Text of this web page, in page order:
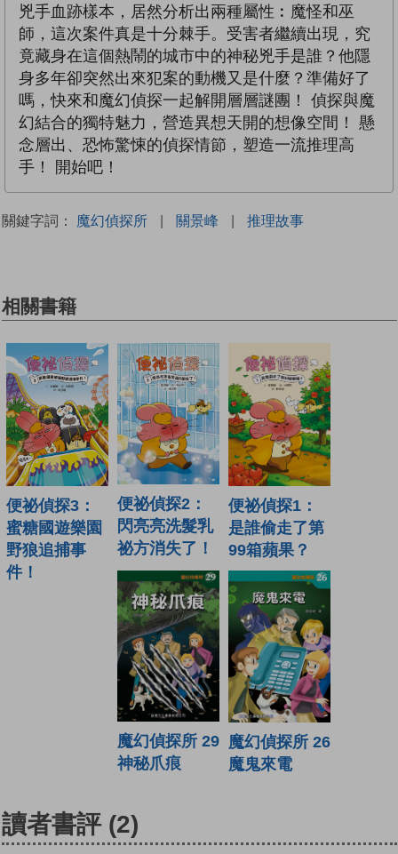
兇手血跡樣本，居然分析出兩種屬性︰魔怪和巫
師，這次案件真是十分棘手。受害者繼續出現，究
竟藏身在這個熱鬧的城市中的神秘兇手是誰？他隱
身多年卻突然出來犯案的動機又是什麼？準備好了
嗎，快來和魔幻偵探一起解開層層謎團！ 偵探與魔
幻結合的獨特魅力，營造異想天開的想像空間！ 懸
念層出、恐怖驚悚的偵探情節，塑造一流推理高
手！ 開始吧！
關鍵字詞： 魔幻偵探所 | 關景峰 | 推理故事
相關書籍
便祕偵探3：
蜜糖國遊樂園
野狼追捕事
件！
便祕偵探2：
閃亮亮洗髮乳
祕方消失了！
便祕偵探1：
是誰偷走了第
99箱蘋果？
魔幻偵探所 29
神秘爪痕
魔幻偵探所 26
魔鬼來電
讀者書評 (2)